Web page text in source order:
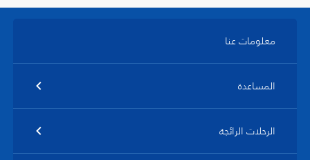
معلومات عنا
المساعدة
الرحلات الرائجة